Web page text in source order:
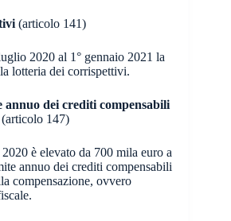
(articolo 141)
2020 al 1° gennaio 2021 la
lotteria dei corrispettivi.
annuo dei crediti compensabili
(articolo 147)
è elevato da 700 mila euro a
annuo dei crediti compensabili
compensazione, ovvero